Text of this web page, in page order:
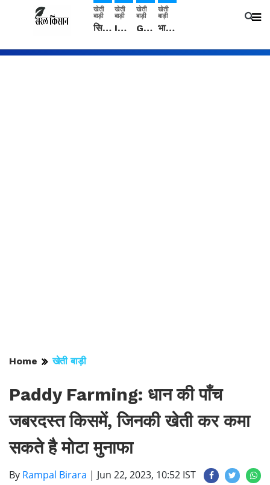
खेती
बाड़ी
सिरसा: कृषि विज्ञान केंद्र की बैठक में फसल बीमा विधि कारण व कृषि उद्यमिता बढ़ावा देने पर चर्चा
खेती
बाड़ी
IMD: राजस्थान में प्री-मानसून की सामान्य से 74% अधिक बारिश, दस्तक में देरी और मानसून कमजोर रहेगा
खेती
बाड़ी
Guar Ka Rate: ग्वार के भाव में हल्की बढ़ोतरी, बढ़ सकता है बुवाई का रकबा
खेती
बाड़ी
भारत में 29 मई से शुरु होगी प्री-मानसून बारिश, ECMWF विदेशी मौसम एजेंसी का पूर्वानुमान
Home खेती बाड़ी
Paddy Farming: धान की पाँच
जबरदस्त किसमें, जिनकी खेती कर कमा
सकते है मोटा मुनाफा
By Rampal Birara | Jun 22, 2023, 10:52 IST